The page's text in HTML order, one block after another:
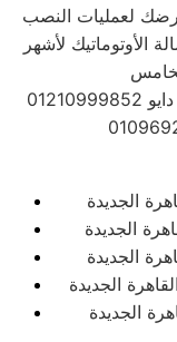
الأوتوماتيك لأشهر
الجديدة
الجديدة
الجديدة
الجديدة
الجديدة